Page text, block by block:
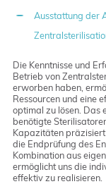
Ausstattung der
Die Kenntnisse und
Betrieb von
erworben haben,
Ressourcen und eine
optimal zu lösen. Das
benötigte
Kapazitäten
die Endprüfung des
Kombination aus
ermöglicht uns die
effektiv zu realisieren.